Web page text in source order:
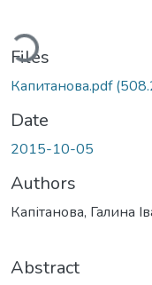
Files
Капитанова.pdf
Date
2015-10-05
Authors
Капітанова, Галина
Abstract